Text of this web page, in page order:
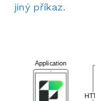
jiný příkaz.